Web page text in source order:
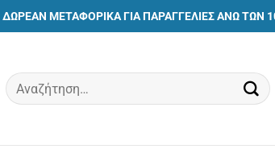
ΔΩΡΕΑΝ ΜΕΤΑΦΟΡΙΚΑ ΓΙΑ ΠΑΡΑΓΓΕΛΙΕΣ ΑΝΩ ΤΩΝ
Αναζήτηση
για: